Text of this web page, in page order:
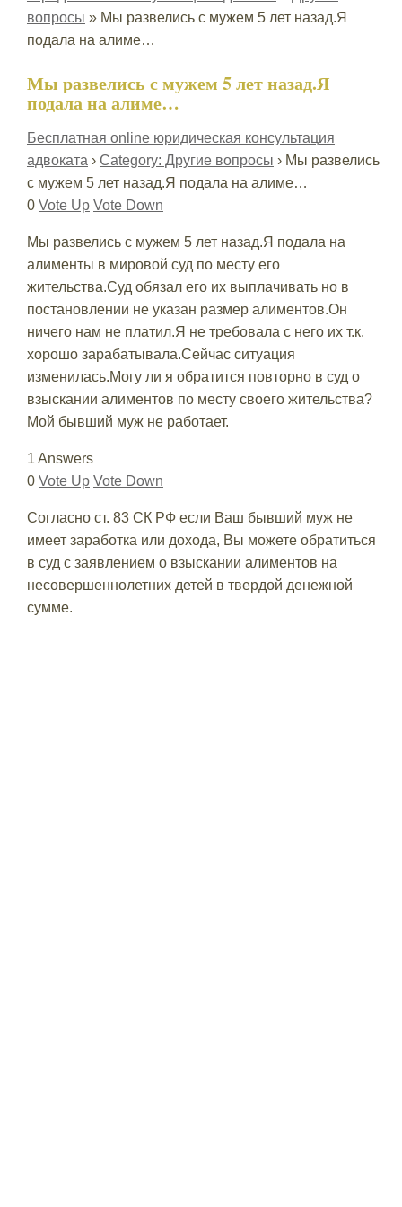
вопросы » Мы развелись с мужем 5 лет назад.Я
подала на алиме…
Мы развелись с мужем 5 лет назад.Я
подала на алиме…
Бесплатная online юридическая консультация
адвоката › Category: Другие вопросы › Мы развелись
с мужем 5 лет назад.Я подала на алиме…
0 Vote Up Vote Down
Мы развелись с мужем 5 лет назад.Я подала на
алименты в мировой суд по месту его
жительства.Суд обязал его их выплачивать но в
постановлении не указан размер алиментов.Он
ничего нам не платил.Я не требовала с него их т.к.
хорошо зарабатывала.Сейчас ситуация
изменилась.Могу ли я обратится повторно в суд о
взыскании алиментов по месту своего жительства?
Мой бывший муж не работает.
1 Answers
0 Vote Up Vote Down
Согласно ст. 83 СК РФ если Ваш бывший муж не
имеет заработка или дохода, Вы можете обратиться
в суд с заявлением о взыскании алиментов на
несовершеннолетних детей в твердой денежной
сумме.